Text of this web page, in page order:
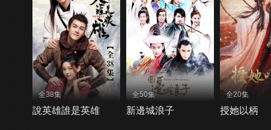
全38集
說英雄誰是英雄
全50集
新邊城浪子
全20集
授她以柄